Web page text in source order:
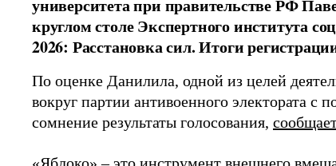
университета при правительстве РФ
круглом столе Экспертного института
2026: Расстановка сил. Итоги
По оценке Данилила, одной из целей
вокруг партии антивоенного электората с
сомнение результаты голосования,